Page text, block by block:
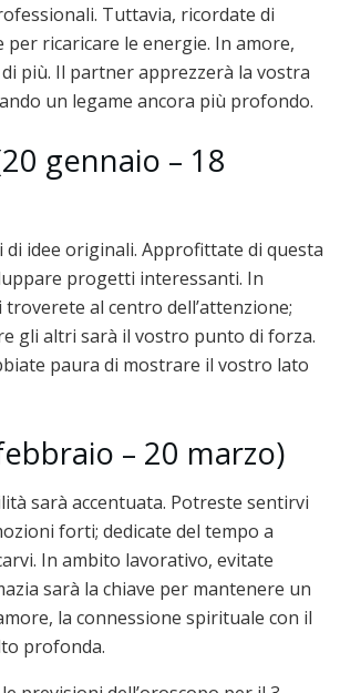
Tuttavia, ricordate di
per ricaricare le energie. In amore,
più. Il partner apprezzerà la vostra
un legame ancora più profondo.
gennaio – 18
di idee originali. Approfittate di questa
progetti interessanti. In
troverete al centro dell’attenzione;
gli altri sarà il vostro punto di forza.
paura di mostrare il vostro lato
– 20 marzo)
sarà accentuata. Potreste sentirvi
forti; dedicate del tempo a
In ambito lavorativo, evitate
sarà la chiave per mantenere un
la connessione spirituale con il
profonda.